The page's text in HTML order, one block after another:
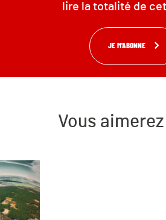
lire la totalité de
JE M'ABONNE
Vous